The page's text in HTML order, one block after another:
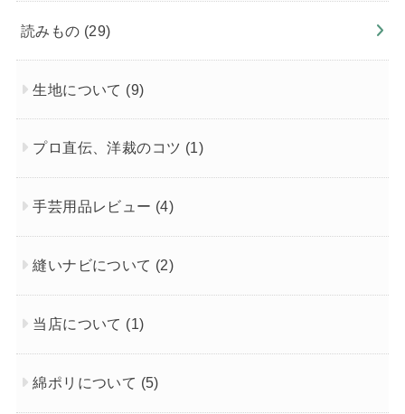
読みもの (29)
生地について (9)
プロ直伝、洋裁のコツ (1)
手芸用品レビュー (4)
縫いナビについて (2)
当店について (1)
綿ポリについて (5)